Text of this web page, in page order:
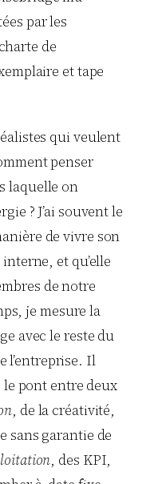
par les
de
et tape
qui veulent
penser
laquelle on
? J’ai souvent le
de vivre son
et qu’elle
de notre
je mesure la
avec le reste du
l’entreprise. Il
pont entre deux
, de la créativité,
sans garantie de
, des KPI,